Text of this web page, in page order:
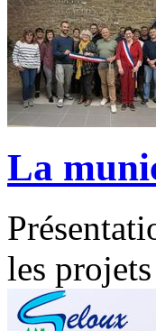
La
les